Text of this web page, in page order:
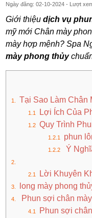
Ngày đăng: 02-10-2024 - Lượt
Giới thiệudịch vụ
mỹ mới Chân mày
mày hợp mệnh? Spa
mày phong thủy
Tại Sao Làm Chân
Lợi Ích Của
Quy Trình
phun
Ý
Lời Khuyên
long mày phong
Phun sợi chân mày
Phun sợi